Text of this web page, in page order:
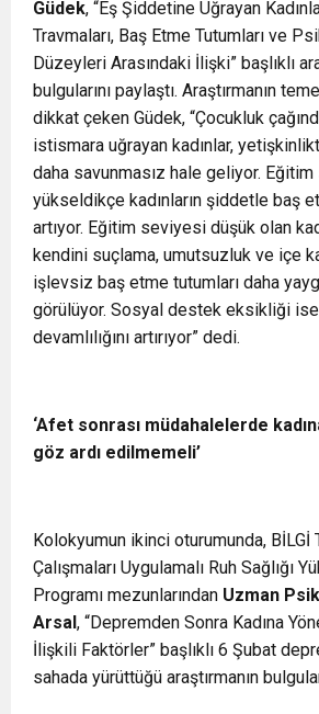
Güdek, “Eş Şiddetine Uğrayan
Travmaları, Baş Etme Tutumları ve
Düzeyleri Arasındaki İlişki” başlıklı
bulgularını paylaştı. Araştırmanın
dikkat çeken Güdek, “Çocukluk
istismara uğrayan kadınlar,
daha savunmasız hale geliyor.
yükseldikçe kadınların şiddetle baş
artıyor. Eğitim seviyesi düşük olan
kendini suçlama, umutsuzluk ve içe
işlevsiz baş etme tutumları daha
görülüyor. Sosyal destek eksikliği
devamlılığını artırıyor” dedi.
‘Afet sonrası müdahalelerde
göz ardı edilmemeli’
Kolokyumun ikinci oturumunda, BİLGİ
Çalışmaları Uygulamalı Ruh Sağlığı
Programı mezunlarından Uzman
Arsal, “Depremden Sonra Kadına
İlişkili Faktörler” başlıklı 6 Şubat
sahada yürüttüğü araştırmanın